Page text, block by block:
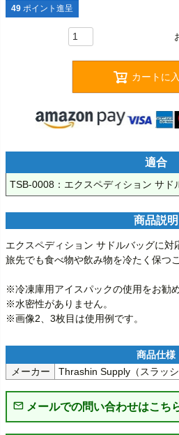
49 ポイント進呈
カートに
適合
TSB-0008：エクスペディション サド
商品説明
エクスペディション サドルバッグに対
旅先でも食べ物や飲み物を冷たく保つ
※冷凍庫用アイスパックの使用をお勧め
※水密性がありません。
※画像2、3枚目は使用例です。
メーカー Thrashin Supply（スラッシ